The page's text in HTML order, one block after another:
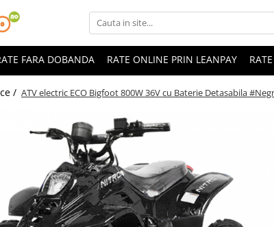
FARA DOBANDA RATE ONLINE PRIN LEANPAY
/ ATV electric ECO Bigfoot 800W 36V cu Baterie Detasabila